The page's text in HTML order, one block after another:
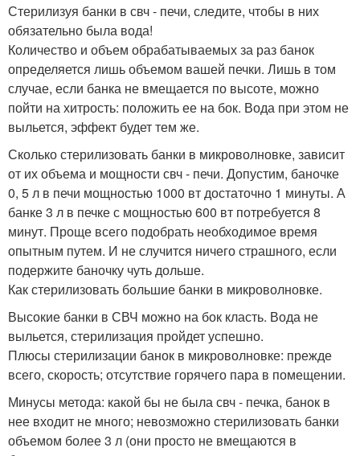
Стерилизуя банки в свч - печи, следите, чтобы в них
обязательно была вода!
Количество и объем обрабатываемых за раз банок
определяется лишь объемом вашей печки. Лишь в том
случае, если банка не вмещается по высоте, можно
пойти на хитрость: положить ее на бок. Вода при этом не
выльется, эффект будет тем же.
Сколько стерилизовать банки в микроволновке, зависит
от их объема и мощности свч - печи. Допустим, баночке
0, 5 л в печи мощностью 1000 вт достаточно 1 минуты. А
банке 3 л в печке с мощностью 600 вт потребуется 8
минут. Проще всего подобрать необходимое время
опытным путем. И не случится ничего страшного, если
подержите баночку чуть дольше.
Как стерилизовать большие банки в микроволновке.
Высокие банки в СВЧ можно на бок класть. Вода не
выльется, стерилизация пройдет успешно.
Плюсы стерилизации банок в микроволновке: прежде
всего, скорость; отсутствие горячего пара в помещении.
Минусы метода: какой бы не была свч - печка, банок в
нее входит не много; невозможно стерилизовать банки
объемом более 3 л (они просто не вмещаются в